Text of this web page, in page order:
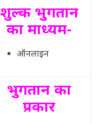
शुल्क भुगतान
का माध्यम-
ऑनलाइन
भुगतान का
प्रकार